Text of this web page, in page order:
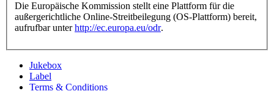
Die Europäische Kommission stellt eine Plattform für die
außergerichtliche Online-Streitbeilegung (OS-Plattform) bereit,
aufrufbar unterhttp://ec.europa.eu/odr.
Jukebox
Label
Terms & Conditions